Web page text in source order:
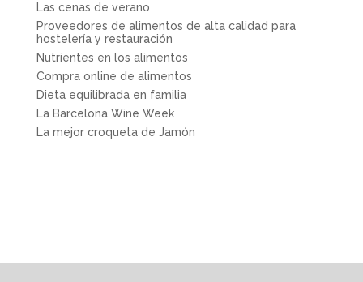
Las cenas de verano
Proveedores de alimentos de alta calidad para
hostelería y restauración
Nutrientes en los alimentos
Compra online de alimentos
Dieta equilibrada en familia
La Barcelona Wine Week
La mejor croqueta de Jamón